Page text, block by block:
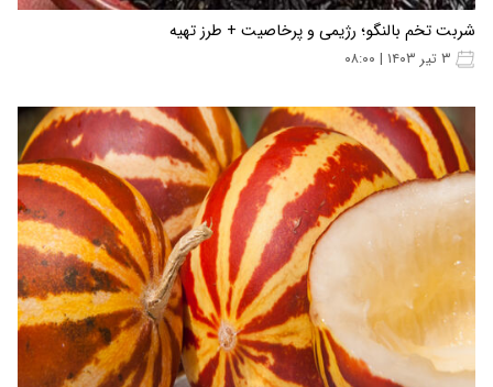
شربت تخم بالنگو؛ رژیمی و پرخاصیت + طرز تهیه